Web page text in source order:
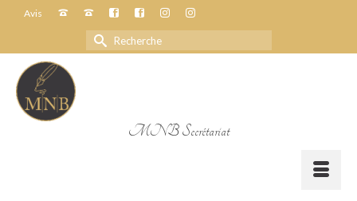
Avis
Rechercher :
MNB Secrétariat